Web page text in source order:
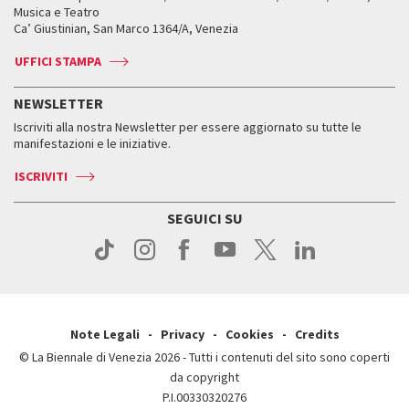
Come raggiungerci
Press
Orari e sedi
Accrediti
Come raggiungerci
Orari e sedi
Biglietti
Accrediti
Come raggiungerci
Contatti
Press
Come raggiungerci
Press
Leone d’oro alla carriera
Leone d’argento
Edizioni passate
Orari e sedi
Biglietti
Servizi al pubblico
Come raggiungerci
Contatti
Biennale College ASAC
ASAC DATI
Storia
Orari e sedi
Musica e Teatro
Ca’ Giustinian, San Marco 1364/A, Venezia
UFFICI STAMPA
NEWSLETTER
Iscriviti alla nostra Newsletter per essere aggiornato su tutte le
manifestazioni e le iniziative.
ISCRIVITI
SEGUICI SU
Note Legali Privacy Cookies
Credits
© La Biennale di Venezia 2026 - Tutti i contenuti del sito sono coperti
da copyright
P.I.00330320276